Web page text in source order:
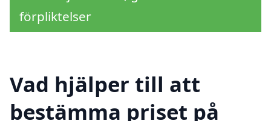
förpliktelser
Vad hjälper till att
bestämma priset på